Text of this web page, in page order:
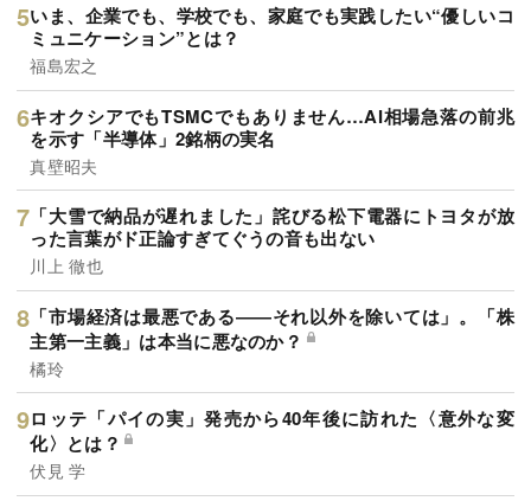
いま、企業でも、学校でも、家庭でも実践したい“優しいコ
ミュニケーション”とは？
福島宏之
キオクシアでもTSMCでもありません…AI相場急落の前兆
を示す「半導体」2銘柄の実名
真壁昭夫
「大雪で納品が遅れました」詫びる松下電器にトヨタが放
った言葉がド正論すぎてぐうの音も出ない
川上 徹也
「市場経済は最悪である――それ以外を除いては」。「株
主第一主義」は本当に悪なのか？
橘玲
ロッテ「パイの実」発売から40年後に訪れた〈意外な変
化〉とは？
伏見 学